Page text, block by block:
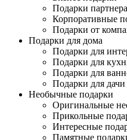
Подарки
Корпоративные
Подарки от
Подарки для дома
Подарки для
Подарки для
Подарки для
Подарки для дачи
Необычные подарки
Оригинальные
Прикольные
Интересные
Памятные